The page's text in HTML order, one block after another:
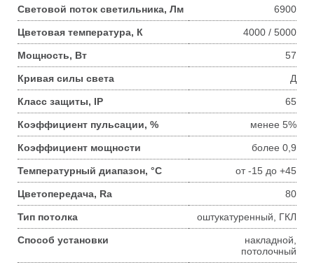
Световой поток светильника, Лм 6900
Цветовая температура, К 4000 / 5000
Мощность, Вт 57
Кривая силы света Д
Класс защиты, IP 65
Коэффициент пульсации, % менее 5%
Коэффициент мощности более 0,9
Температурный диапазон, °С от -15 до +45
Цветопередача, Ra 80
Тип потолка оштукатуренный, ГКЛ
Способ установки
накладной,
потолочный